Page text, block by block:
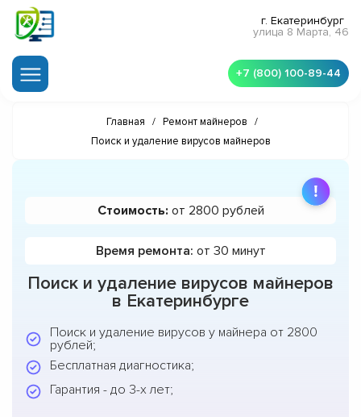
г. Екатеринбург
улица 8 Марта, 46
+7 (800) 100-89-44
Главная / Ремонт майнеров
/
Поиск и удаление вирусов майнеров
Поиск и удаление вирусов майнеров
в Екатеринбурге
Поиск и удаление вирусов у майнера от 2800
рублей;
Бесплатная диагностика;
Гарантия - до 3-х лет;
Стоимость: от 2800 рублей
Время ремонта: от 30 минут